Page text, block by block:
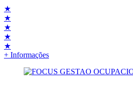
★
★
★
★
★
+ Informações